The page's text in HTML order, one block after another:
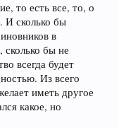
то есть все, то, о
И сколько бы
в
сколько бы не
всегда будет
Из всего
иметь другое
какое, но